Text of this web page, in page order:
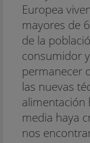
Europea
mayores de
de la
consumidor
permanecer
las nuevas
alimentación
media haya
nos